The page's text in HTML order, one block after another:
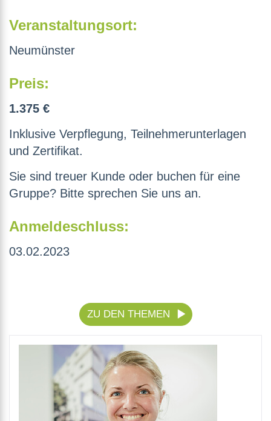
Veranstaltungsort:
Neumünster
Preis:
1.375 €
Inklusive Verpflegung, Teilnehmerunterlagen
und Zertifikat.
Sie sind treuer Kunde oder buchen für eine
Gruppe? Bitte sprechen Sie uns an.
Anmeldeschluss:
03.02.2023
ZU DEN THEMEN